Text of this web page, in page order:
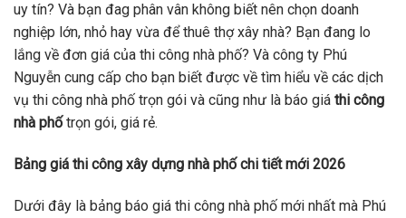
uy tín? Và bạn đag phân vân không biết nên chọn doanh
nghiệp lớn, nhỏ hay vừa để thuê thợ xây nhà? Bạn đang lo
lắng về đơn giá của thi công nhà phố? Và công ty Phú
Nguyễn cung cấp cho bạn biết được về tìm hiểu về các dịch
vụ thi công nhà phố trọn gói và cũng như là báo giá thi công
nhà phốtrọn gói, giá rẻ.
Bảng giá thi công xây dựng nhà phố chi tiết mới 2026
Dưới đây là bảng báo giá thi công nhà phố mới nhất mà Phú